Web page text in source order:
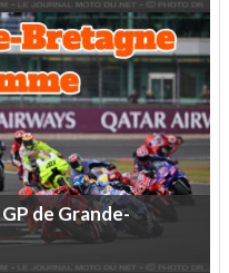
GPdeGrande-